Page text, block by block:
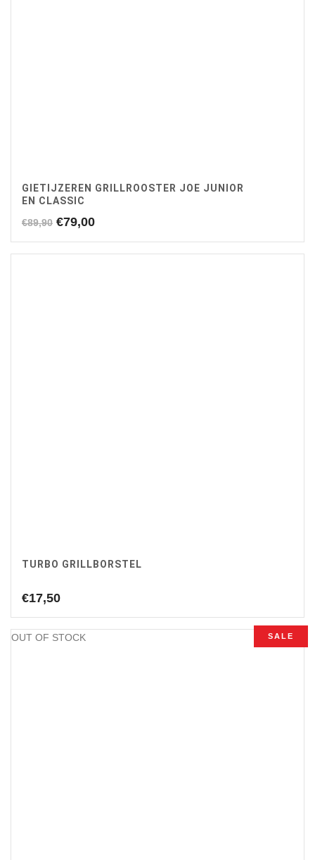
GIETIJZEREN GRILLROOSTER JOE JUNIOR
EN CLASSIC
€89,90 Oorspronkelijke
was:
€79,00Huidige
is:
TURBO GRILLBORSTEL
€17,50
OUT OF STOCK SALE